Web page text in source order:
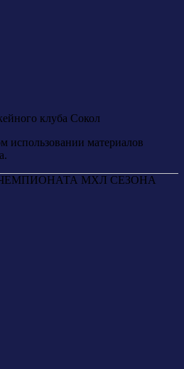
клуба Сокол
использовании материалов
ЧЕМПИОНАТА МХЛ СЕЗОНА